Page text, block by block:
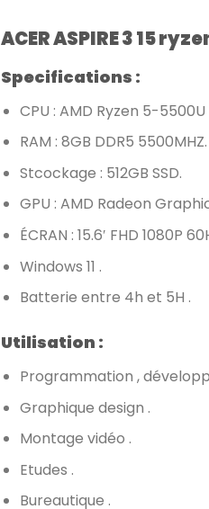
ACER ASPIRE 3 15
Specifications :
CPU : AMD Ryzen 5-
RAM : 8GB DDR5 5500MHZ.
Stcockage : 512GB SSD.
GPU : AMD Radeon
ÉCRAN : 15.6′ FHD 1080P
Windows 11 .
Batterie entre 4h et 5H .
Utilisation :
Programmation ,
Graphique design .
Montage vidéo .
Etudes .
Bureautique .